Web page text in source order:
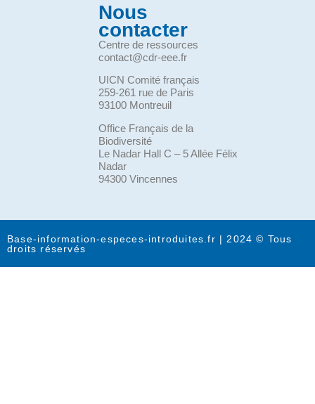
Nous
contacter
Centre de ressources
contact@cdr-eee.fr
UICN Comité français
259-261 rue de Paris
93100 Montreuil
Office Français de la
Biodiversité
Le Nadar Hall C – 5 Allée Félix
Nadar
94300 Vincennes
Base-information-especes-introduites.fr | 2024 © Tous
droits réservés